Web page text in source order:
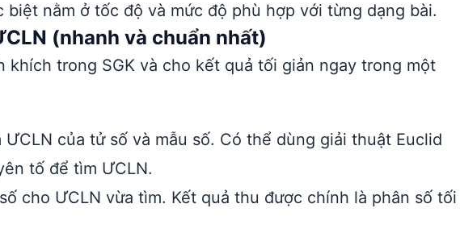
nằm ở tốc độ và mức độ phù hợp với từng dạng bài.
(nhanh và chuẩn nhất)
trong SGK và cho kết quả tối giản ngay trong một
ƯCLN của tử số và mẫu số. Có thể dùng giải thuật Euclid
tố để tìm ƯCLN.
cho ƯCLN vừa tìm. Kết quả thu được chính là phân số tối